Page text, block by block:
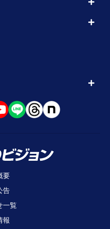
要
告
一覧
報